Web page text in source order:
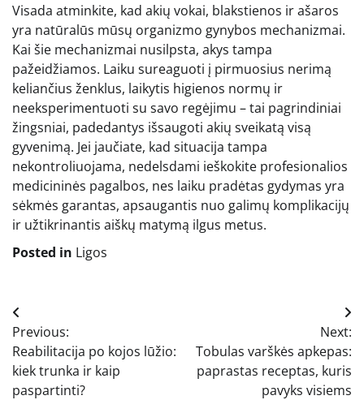
Visada atminkite, kad akių vokai, blakstienos ir ašaros
yra natūralūs mūsų organizmo gynybos mechanizmai.
Kai šie mechanizmai nusilpsta, akys tampa
pažeidžiamos. Laiku sureaguoti į pirmuosius nerimą
keliančius ženklus, laikytis higienos normų ir
neeksperimentuoti su savo regėjimu – tai pagrindiniai
žingsniai, padedantys išsaugoti akių sveikatą visą
gyvenimą. Jei jaučiate, kad situacija tampa
nekontroliuojama, nedelsdami ieškokite profesionalios
medicininės pagalbos, nes laiku pradėtas gydymas yra
sėkmės garantas, apsaugantis nuo galimų komplikacijų
ir užtikrinantis aiškų matymą ilgus metus.
Posted in Ligos
Navigacija
tarp
įrašų
Previous:
Reabilitacija po kojos lūžio:
kiek trunka ir kaip
paspartinti?
Next:
Tobulas varškės apkepas:
paprastas receptas, kuris
pavyks visiems